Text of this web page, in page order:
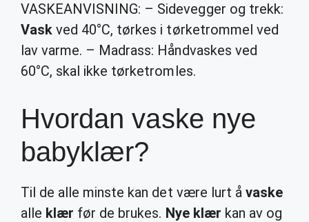
VASKEANVISNING: – Sidevegger og trekk:
Vask ved 40°C, tørkes i tørketrommel ved
lav varme. – Madrass: Håndvaskes ved
60°C, skal ikke tørketromles.
Hvordan vaske nye
babyklær?
Til de alle minste kan det være lurt å vaske
alle klær før de brukes. Nye klær kan av og